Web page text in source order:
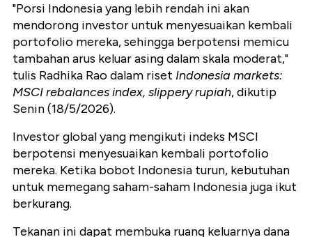
"Porsi Indonesia yang lebih rendah ini akan
mendorong investor untuk menyesuaikan kembali
portofolio mereka, sehingga berpotensi memicu
tambahan arus keluar asing dalam skala moderat,"
tulis Radhika Rao dalam riset Indonesia markets:
MSCI rebalances index, slippery rupiah, dikutip
Senin (18/5/2026).
Investor global yang mengikuti indeks MSCI
berpotensi menyesuaikan kembali portofolio
mereka. Ketika bobot Indonesia turun, kebutuhan
untuk memegang saham-saham Indonesia juga ikut
berkurang.
Tekanan ini dapat membuka ruang keluarnya dana